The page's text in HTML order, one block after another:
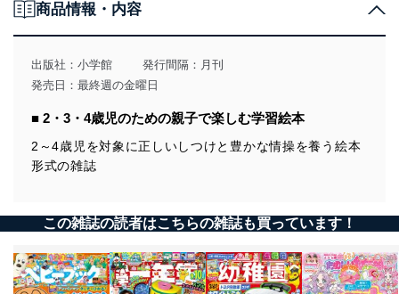
商品情報・内容
出版社： 小学館
発行間隔：月刊
発売日：最終週の金曜日
■ 2・3・4歳児のための親子で楽しむ学習絵本
2～4歳児を対象に正しいしつけと豊かな情操を養う絵本
形式の雑誌
この雑誌の読者はこちらの雑誌も買っています！